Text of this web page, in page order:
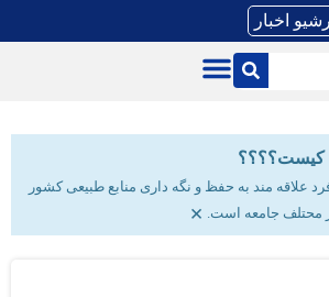
اخبار
کیست؟؟؟؟
علاقه مند به حفظ و نگه داری منابع طبیعی کشور
محتلف جامعه است. ×